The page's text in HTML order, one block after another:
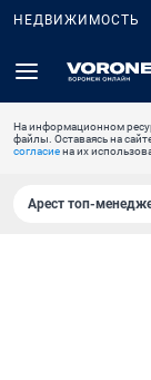
НЕДВИЖИМОСТЬ
На информационном
файлы. Оставаясь на
согласиена их
Арест топ-